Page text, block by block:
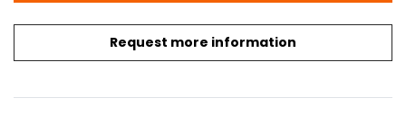
Request more information